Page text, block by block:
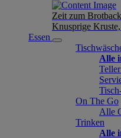
Zeit zum
Knusprige
Essen
Alle
On The Go
Alle
Trinken
Alle